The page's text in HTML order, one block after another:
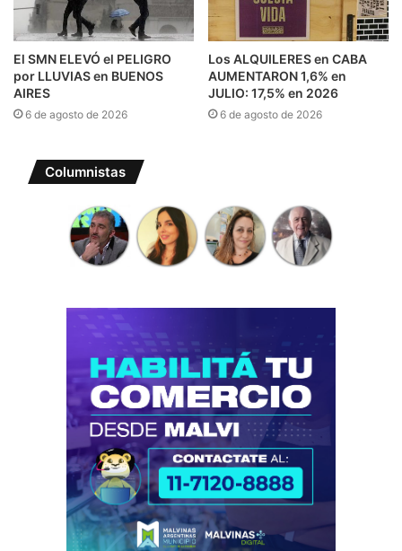
El SMN ELEVÓ el PELIGRO
por LLUVIAS en BUENOS
AIRES
6 de agosto de 2026
Los ALQUILERES en CABA
AUMENTARON 1,6% en
JULIO: 17,5% en 2026
6 de agosto de 2026
Columnistas